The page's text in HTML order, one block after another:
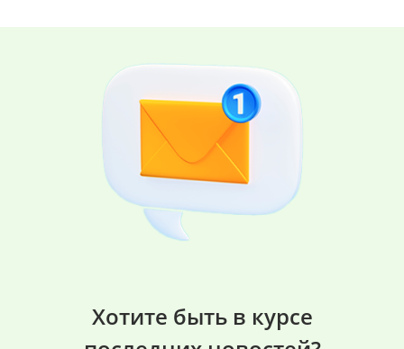
Хотите быть в курсе